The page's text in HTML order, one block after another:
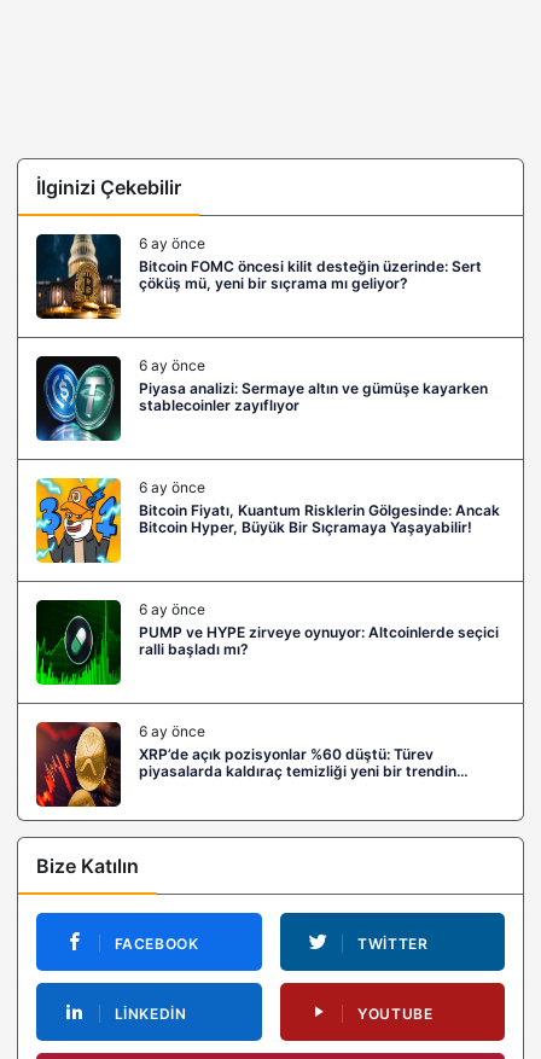
İlginizi Çekebilir
6 ay önce
Bitcoin FOMC öncesi kilit desteğin üzerinde: Sert
çöküş mü, yeni bir sıçrama mı geliyor?
6 ay önce
Piyasa analizi: Sermaye altın ve gümüşe kayarken
stablecoinler zayıflıyor
6 ay önce
Bitcoin Fiyatı, Kuantum Risklerin Gölgesinde: Ancak
Bitcoin Hyper, Büyük Bir Sıçramaya Yaşayabilir!
6 ay önce
PUMP ve HYPE zirveye oynuyor: Altcoinlerde seçici
ralli başladı mı?
6 ay önce
XRP’de açık pozisyonlar %60 düştü: Türev
piyasalarda kaldıraç temizliği yeni bir trendin
Bize Katılın
FACEBOOK TWITTER
LINKEDIN YOUTUBE